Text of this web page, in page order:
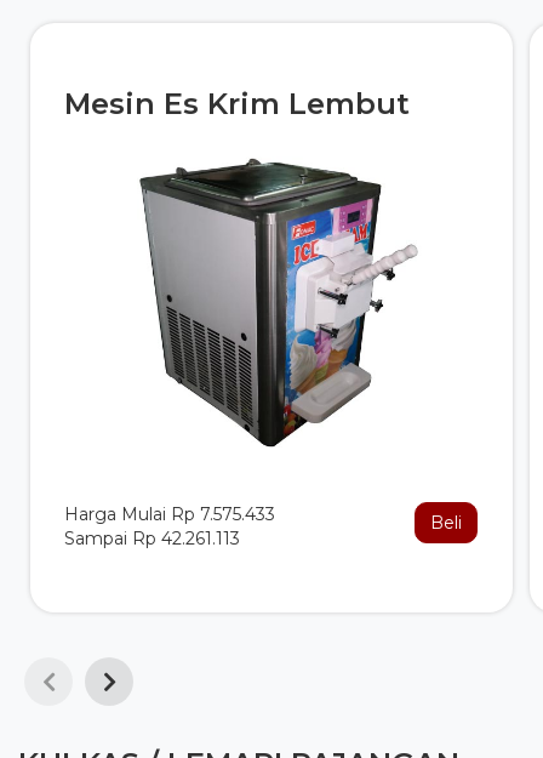
Mesin Es Krim Lembut
Harga Mulai Rp 7.575.433
Sampai Rp 42.261.113
Beli